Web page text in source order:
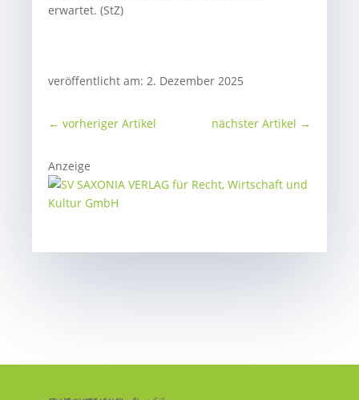
erwartet. (StZ)
veröffentlicht am: 2. Dezember 2025
←vorheriger Artikel nächster Artikel →
Anzeige